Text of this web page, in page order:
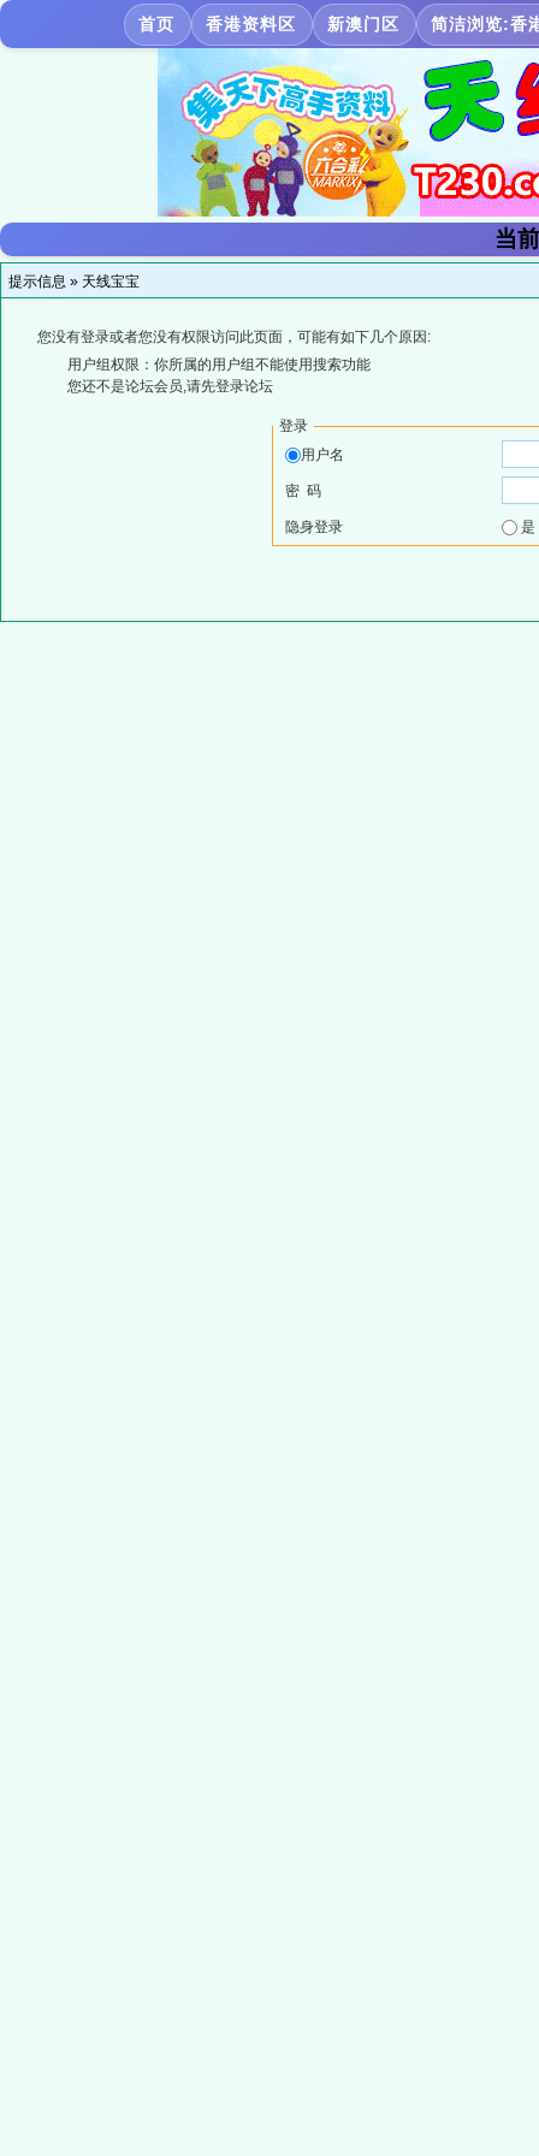
首页 香港资料区 新澳门区 简洁浏览:香
当
提示信息 » 天线宝宝
您没有登录或者您没有权限访问此页面，可能有如下几个原因:
用户组权限：你所属的用户组不能使用搜索功能
您还不是论坛会员,请先登录论坛
登录
用户名
密 码
隐身登录